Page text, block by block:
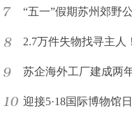
“五一”假期苏州郊野
2.7万件失物找寻主人
苏企海外工厂建成两
迎接5·18国际博物馆